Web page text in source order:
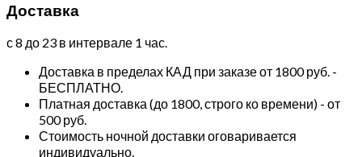
Доставка
с 8 до 23 в интервале 1 час.
Доставка в пределах КАД при заказе от 1800 руб. -
БЕСПЛАТНО.
Платная доставка (до 1800, строго ко времени) - от
500 руб.
Стоимость ночной доставки оговаривается
индивидуально.